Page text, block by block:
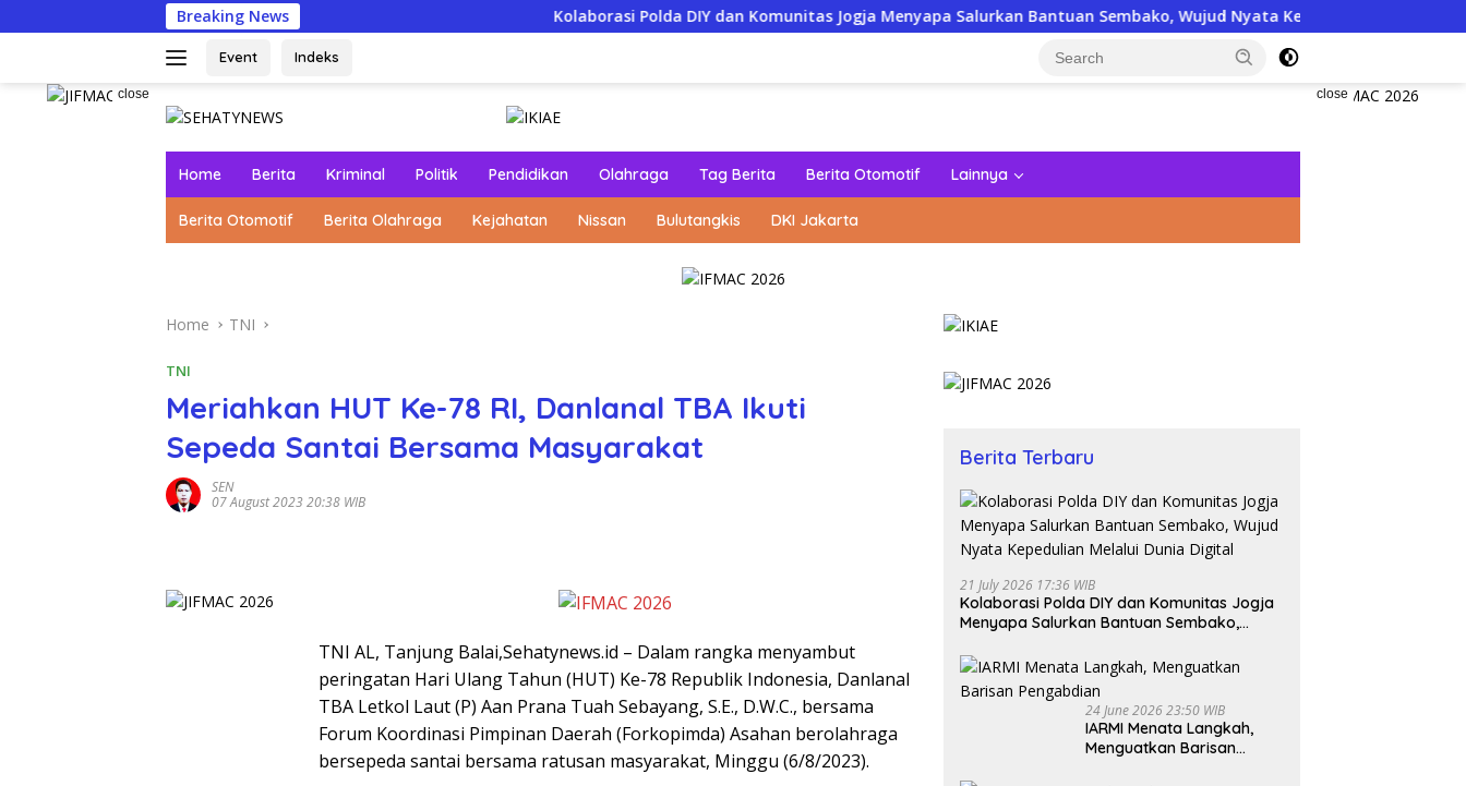
to
Breaking News Kolaborasi Polda DIY dan Komunitas Jogja Menyapa Salurkan Bantuan Sembako, Wujud Nyata Kepedulian Melalui Dunia Digital
Event Indeks
close close
Home Berita Kriminal Politik Pendidikan Olahraga Tag Berita Berita Otomotif Lainnya
Berita Otomotif Berita Olahraga Kejahatan Nissan Bulutangkis DKI Jakarta
Home TNI
TNI
Meriahkan HUT Ke-78 RI, Danlanal TBA Ikuti
Sepeda Santai Bersama Masyarakat
SEN
07 August 2023 20:38 WIB
TNI AL, Tanjung Balai,Sehatynews.id – Dalam rangka menyambut
peringatan Hari Ulang Tahun (HUT) Ke-78 Republik Indonesia, Danlanal
TBA Letkol Laut (P) Aan Prana Tuah Sebayang, S.E., D.W.C., bersama
Forum Koordinasi Pimpinan Daerah (Forkopimda) Asahan berolahraga
bersepeda santai bersama ratusan masyarakat, Minggu (6/8/2023).
Berita Terbaru
21 July 2026 17:36 WIB
Kolaborasi Polda DIY dan Komunitas Jogja
Menyapa Salurkan Bantuan Sembako,
Digital
24 June 2026 23:50 WIB
IARMI Menata Langkah,
Menguatkan Barisan